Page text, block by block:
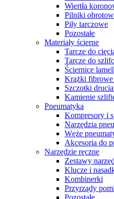
Wiertła
Pilniki
Piły tarczowe
Pozostałe
Materiały ścierne
Tarcze do
Tarcze do
Ściernice
Krążki
Szczotki
Kamienie
Pneumatyka
Kompresory i
Narzędzia
Węże
Akcesoria do
Narzędzie ręczne
Zestawy
Klucze i
Kombinerki
Przyrządy